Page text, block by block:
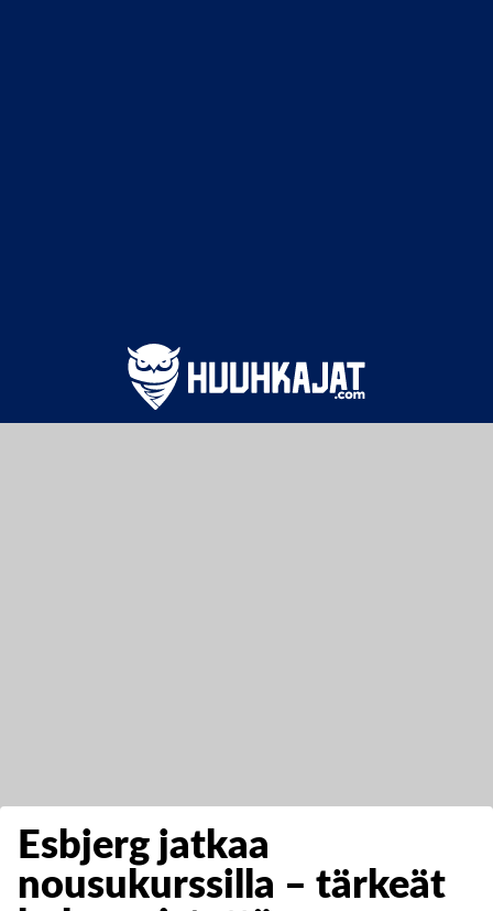
Esbjerg jatkaa
nousukurssilla – tärkeät